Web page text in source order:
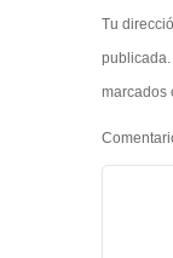
Tu
publicada.
marcados